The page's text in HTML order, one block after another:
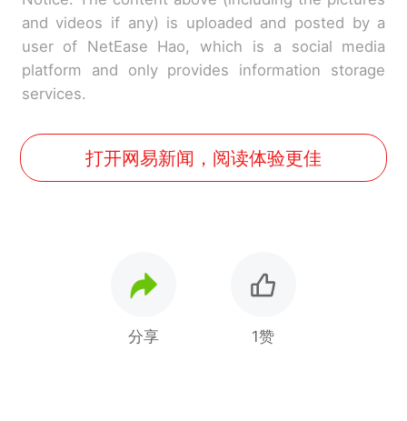
and videos if any) is uploaded and posted by a
user of NetEase Hao, which is a social media
platform and only provides information storage
services.
打开网易新闻，阅读体验更佳
分享 1赞